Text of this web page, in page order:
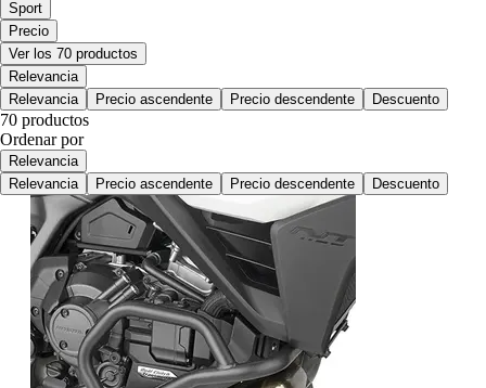
Sport
Precio
Ver los 70 productos
Relevancia
Relevancia
Precio ascendente Precio descendente Descuento
70 productos
Ordenar por
Relevancia
Relevancia
Precio ascendente Precio descendente Descuento